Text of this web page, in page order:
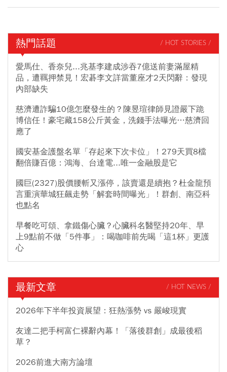
熱門話題 / HOT STORIES /
愛馬仕、香奈兒...兆基李建成涉吞7億送前妻滿屋精
品，遭羈押禁見！宏碁李文詳當董座才2天閃辭：發現
內部缺失
慈濟遭詐騙10億怎麼發生的？陳昱瑄律師見證嚴下跪
博信任！豪宅藏158公斤黃金，洗錢手法曝光…慈濟回
應了
國安基金護盤名單「存起來下次卡位」！279天買8檔
翻倍賺百億：鴻海、台達電...唯一金融股是它
國巨(2327)股價腰斬又漲停，該賣還是續抱？杜金龍預
言重演華城狂飆走勢「解套時間曝光」！群創、南亞科
也點名
早餐吃可頌、拿鐵傷心臟？心臟科名醫堅持20年、早
上9點前不做「5件事」：喝咖啡前先喝「這1杯」更護
心
最新文章 / HOT NEWS /
2026年下半年投資展望：狂熱漲勢 vs 嚴峻現實
友達二把手柯富仁裸辭內幕！「落後群創」成最後稻
草？
2026前進大南方論壇